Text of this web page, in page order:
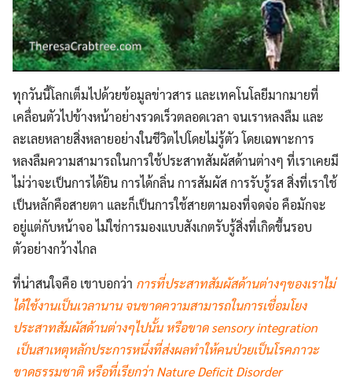
ทุกวันนี้โลกเต็มไปด้วยข้อมูลข่าวสาร และเทคโนโลยีมากมายที่
เคลื่อนตัวไปข้างหน้าอย่างรวดเร็วตลอดเวลา จนเราหลงลืม และ
ละเลยหลายสิ่งหลายอย่างในชีวิตไปโดยไม่รู้ตัว โดยเฉพาะการ
หลงลืมความสามารถในการใช้ประสาทสัมผัสด้านต่างๆ ที่เราเคยมี
ไม่ว่าจะเป็นการได้ยิน การได้กลิ่น การสัมผัส การรับรู้รส สิ่งที่เราใช้
เป็นหลักคือสายตา และก็เป็นการใช้สายตามองที่จดจ่อ คือมักจะ
อยู่แต่กับหน้าจอ ไม่ใช่การมองแบบสังเกตรับรู้สิ่งที่เกิดขึ้นรอบ
ตัวอย่างกว้างไกล
ที่น่าสนใจคือ เขาบอกว่า การที่ประสาทสัมผัสด้านต่างๆของเราไม่
ได้ใช้งานเป็นเวลานาน จนขาดความสามารถในการเชื่อมโยง
ประสาทสัมผัสด้านต่างๆไปนั้น หรือขาด sensory integration
เป็นสาเหตุหลักประการหนึ่งที่ส่งผลทำให้คนป่วยเป็นโรคภาวะ
ขาดธรรมชาติ หรือที่เรียกว่า Nature Deficit Disorder